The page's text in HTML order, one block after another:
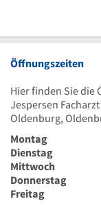
Öffnungszeiten
Hier finden Sie die
Jespersen
Oldenburg,
Montag
Dienstag
Mittwoch
Donnerstag
Freitag